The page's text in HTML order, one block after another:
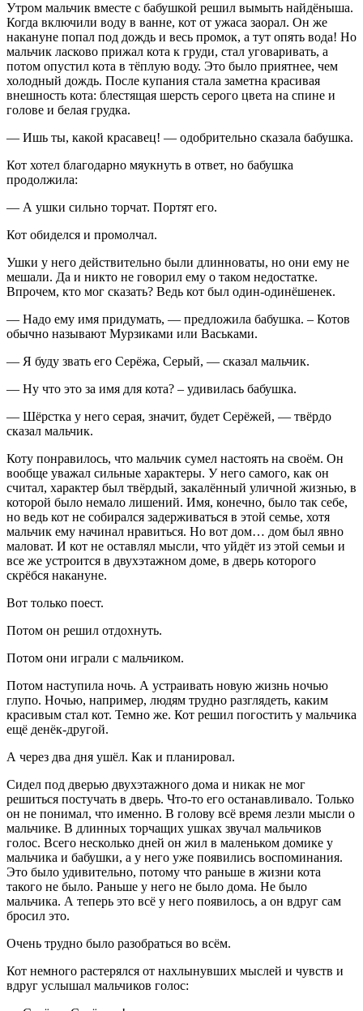
Утром мальчик вместе с бабушкой решил вымыть найдёныша.
Когда включили воду в ванне, кот от ужаса заорал. Он же
накануне попал под дождь и весь промок, а тут опять вода! Но
мальчик ласково прижал кота к груди, стал уговаривать, а
потом опустил кота в тёплую воду. Это было приятнее, чем
холодный дождь. После купания стала заметна красивая
внешность кота: блестящая шерсть серого цвета на спине и
голове и белая грудка.
— Ишь ты, какой красавец! — одобрительно сказала бабушка.
Кот хотел благодарно мяукнуть в ответ, но бабушка
продолжила:
— А ушки сильно торчат. Портят его.
Кот обиделся и промолчал.
Ушки у него действительно были длинноваты, но они ему не
мешали. Да и никто не говорил ему о таком недостатке.
Впрочем, кто мог сказать? Ведь кот был один-одинёшенек.
— Надо ему имя придумать, — предложила бабушка. – Котов
обычно называют Мурзиками или Васьками.
— Я буду звать его Серёжа, Серый, — сказал мальчик.
— Ну что это за имя для кота? – удивилась бабушка.
— Шёрстка у него серая, значит, будет Серёжей, — твёрдо
сказал мальчик.
Коту понравилось, что мальчик сумел настоять на своём. Он
вообще уважал сильные характеры. У него самого, как он
считал, характер был твёрдый, закалённый уличной жизнью, в
которой было немало лишений. Имя, конечно, было так себе,
но ведь кот не собирался задерживаться в этой семье, хотя
мальчик ему начинал нравиться. Но вот дом… дом был явно
маловат. И кот не оставлял мысли, что уйдёт из этой семьи и
все же устроится в двухэтажном доме, в дверь которого
скрёбся накануне.
Вот только поест.
Потом он решил отдохнуть.
Потом они играли с мальчиком.
Потом наступила ночь. А устраивать новую жизнь ночью
глупо. Ночью, например, людям трудно разглядеть, каким
красивым стал кот. Темно же. Кот решил погостить у мальчика
ещё денёк-другой.
А через два дня ушёл. Как и планировал.
Сидел под дверью двухэтажного дома и никак не мог
решиться постучать в дверь. Что-то его останавливало. Только
он не понимал, что именно. В голову всё время лезли мысли о
мальчике. В длинных торчащих ушках звучал мальчиков
голос. Всего несколько дней он жил в маленьком домике у
мальчика и бабушки, а у него уже появились воспоминания.
Это было удивительно, потому что раньше в жизни кота
такого не было. Раньше у него не было дома. Не было
мальчика. А теперь это всё у него появилось, а он вдруг сам
бросил это.
Очень трудно было разобраться во всём.
Кот немного растерялся от нахлынувших мыслей и чувств и
вдруг услышал мальчиков голос: